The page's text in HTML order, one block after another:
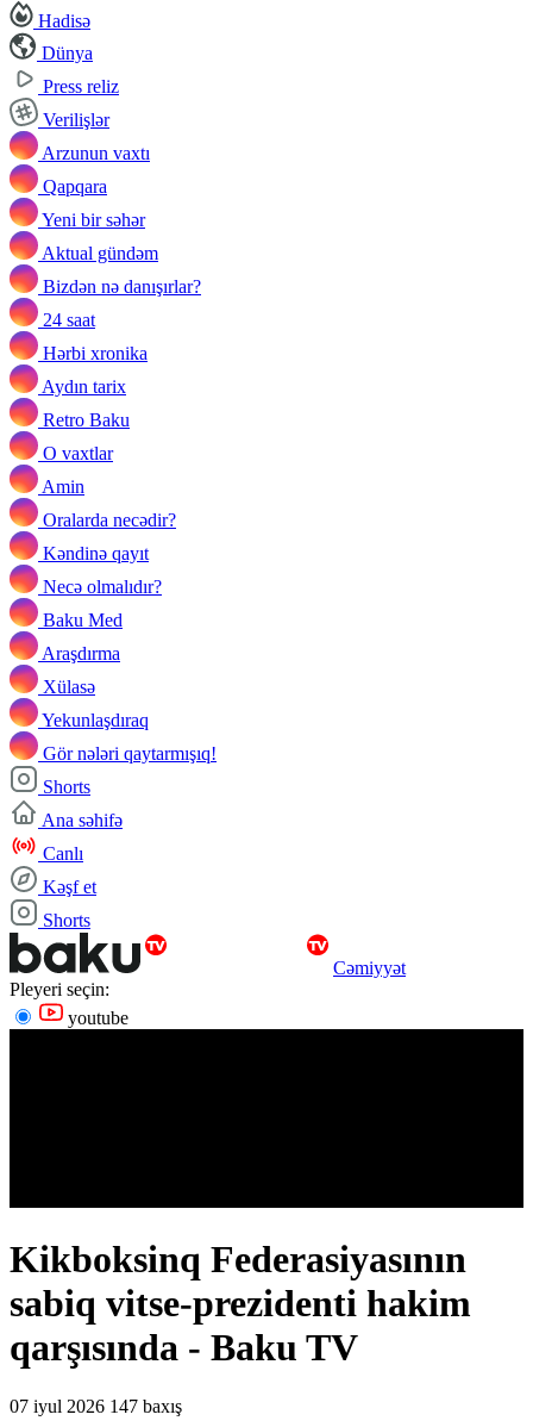
Hadisə
Dünya
Press reliz
Verilişlər
Arzunun vaxtı
Qapqara
Yeni bir səhər
Aktual gündəm
Bizdən nə danışırlar?
24 saat
Hərbi xronika
Aydın tarix
Retro Baku
O vaxtlar
Amin
Oralarda necədir?
Kəndinə qayıt
Necə olmalıdır?
Baku Med
Araşdırma
Xülasə
Yekunlaşdıraq
Gör nələri qaytarmışıq!
Shorts
Ana səhifə
Canlı
Kəşf et
Shorts
Cəmiyyət
Pleyeri seçin:
youtube
Kikboksinq Federasiyasının
sabiq vitse-prezidenti hakim
qarşısında - Baku TV
07 iyul 2026 147 baxış